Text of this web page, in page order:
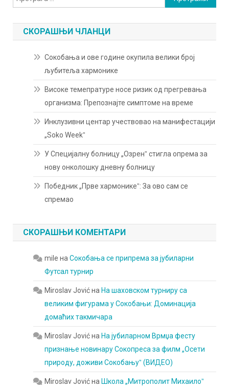
за:
СКОРАШЊИ ЧЛАНЦИ
Сокобања и ове године окупила велики број
љубитеља хармонике
Високе темепратуре носе ризик од прегревања
организма: Препознајте симптоме на време
Инклузивни центар учествовао на манифестацији
„Soko Weekˮ
У Специјалну болницу „Озренˮ стигла опрема за
нову онколошку дневну болницу
Победник „Прве хармоникеˮ: За ово сам се
спремао
СКОРАШЊИ КОМЕНТАРИ
mile наСокобања се припрема за јубиларни
Футсал турнир
Miroslav Jovićна На шаховском турниру са
великим фигурама у Сокобањи: Доминација
домаћих такмичара
Miroslav Jovićна На јубиларном Врмџа фесту
признање новинару Сокопреса за филм „Осети
природу, доживи Сокобањуˮ (ВИДЕО)
Miroslav Jovićна Школа „Митрополит Михаилоˮ